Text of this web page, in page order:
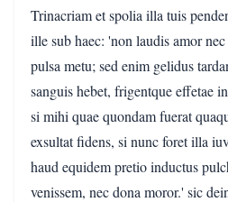
Trinacriam et spolia illa tuis
ille sub haec: 'non laudis amor
pulsa metu; sed enim gelidus
sanguis hebet, frigentque effetae
si mihi quae quondam fuerat
exsultat fidens, si nunc foret illa
haud equidem pretio inductus
venissem, nec dona moror.' sic